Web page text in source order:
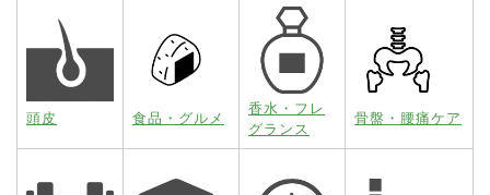
頭皮 食品・グルメ
香水・フレ
グランス
骨盤・腰痛ケア